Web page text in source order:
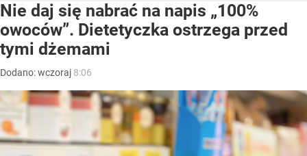
Nie daj się nabrać na napis „100%
owoców”. Dietetyczka ostrzega przed
tymi dżemami
Dodano:wczoraj 8:06